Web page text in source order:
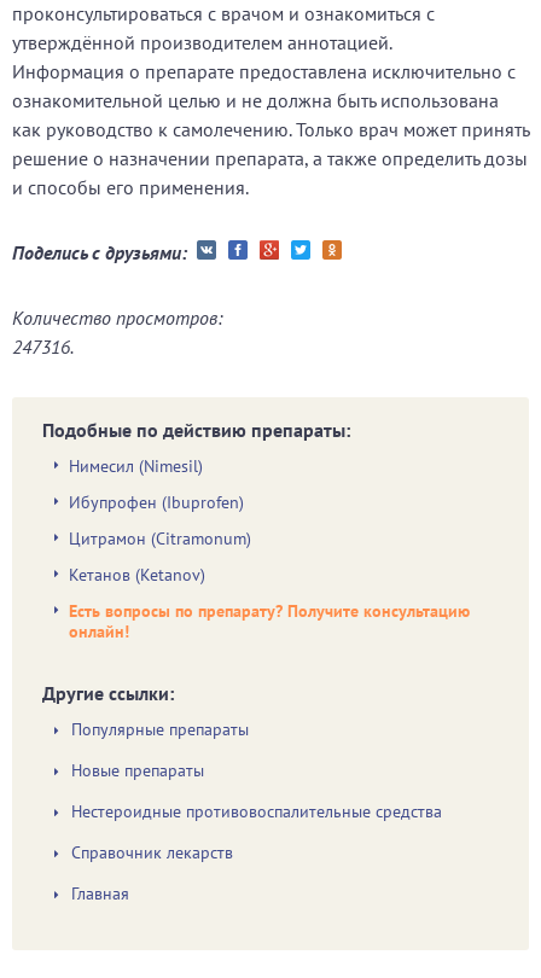
проконсультироваться с врачом и ознакомиться с
утверждённой производителем аннотацией.
Информация о препарате предоставлена исключительно с
ознакомительной целью и не должна быть использована
как руководство к самолечению. Только врач может принять
решение о назначении препарата, а также определить дозы
и способы его применения.
Поделись с друзьями:
Количество просмотров:
247316.
Подобные по действию препараты:
Нимесил (Nimesil)
Ибупрофен (Ibuprofen)
Цитрамон (Citramonum)
Кетанов (Ketanov)
Есть вопросы по препарату? Получите консультацию
онлайн!
Другие ссылки:
Популярные препараты
Новые препараты
Нестероидные противовоспалительные средства
Справочник лекарств
Главная